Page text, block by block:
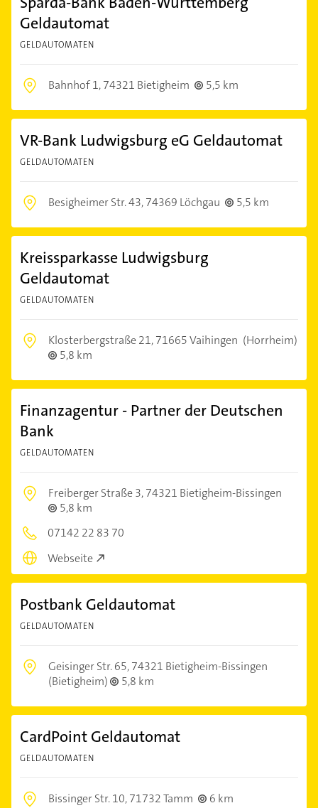
Geldautomat
GELDAUTOMATEN
Bahnhof 1,74321 Bietigheim 5,5 km
VR-Bank Ludwigsburg eG Geldautomat
GELDAUTOMATEN
Besigheimer Str. 43,74369 Löchgau 5,5 km
Kreissparkasse Ludwigsburg
Geldautomat
GELDAUTOMATEN
Klosterbergstraße 21,71665 Vaihingen (Horrheim)
5,8 km
Finanzagentur - Partner der Deutschen
Bank
GELDAUTOMATEN
Freiberger Straße 3,74321 Bietigheim-Bissingen
5,8 km
07142 22 83 70
Webseite
Postbank Geldautomat
GELDAUTOMATEN
Geisinger Str. 65,74321 Bietigheim-Bissingen
(Bietigheim)
5,8 km
CardPoint Geldautomat
GELDAUTOMATEN
Bissinger Str. 10,71732 Tamm 6 km